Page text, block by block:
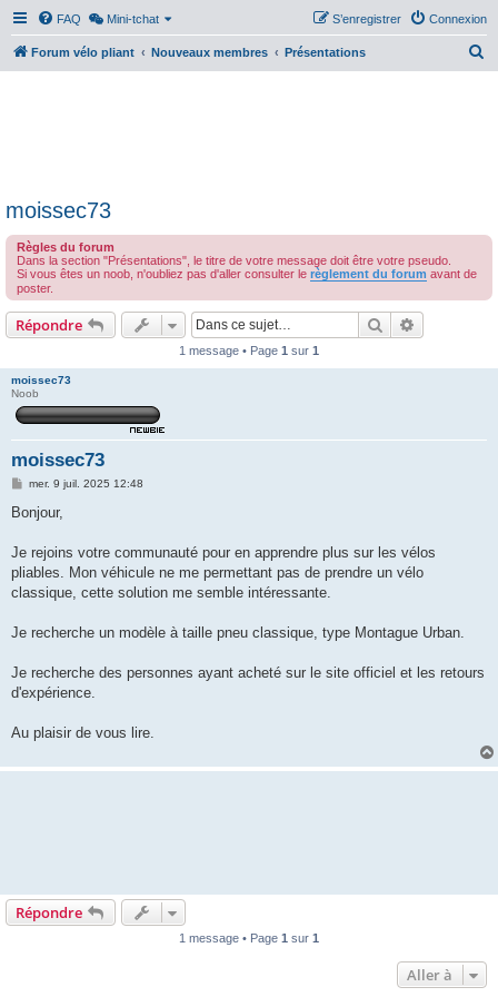
FAQ Mini-tchat Connexion
S’enregistrer
Forum vélo pliant Nouveaux membres Présentations
h
moissec73
Règles du forum
Dans la section "Présentations", le titre de votre message doit être votre pseudo.
Si vous êtes un noob, n'oubliez pas d'aller consulter le règlement du forum avant de
poster.
Répondre Rechercher
1 message • Page 1 sur 1
moissec73
Noob
moissec73
M
s
g
mer. 9 juil. 2025 12:48
Bonjour,
Je rejoins votre communauté pour en apprendre plus sur les vélos
pliables. Mon véhicule ne me permettant pas de prendre un vélo
classique, cette solution me semble intéressante.
Je recherche un modèle à taille pneu classique, type Montague Urban.
Je recherche des personnes ayant acheté sur le site officiel et les retours
d'expérience.
Au plaisir de vous lire.
Répondre
1 message • Page 1 sur 1
Aller à